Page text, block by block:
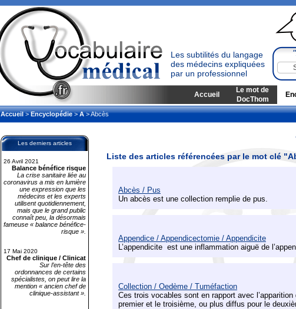
Les subtilités du langage
des médecins expliquées
par un professionnel
Accueil
Le mot de
DocThom
Accueil>Encyclopédie>A> Abcès
Les derniers articles
26 Avril 2021
Balance bénéfice risque
La crise sanitaire liée au
coronavirus a mis en lumière
une expression que les
médecins et les experts
utilisent quotidiennement,
mais que le grand public
connaît peu, la désormais
fameuse « balance bénéfice-
risque ».
17 Mai 2020
Chef de clinique / Clinicat
Sur l’en-tête des
ordonnances de certains
spécialistes, on peut lire la
mention « ancien chef de
clinique-assistant ».
Liste des articles référencées par le mot clé
Abcès / Pus
Un abcès est une collection remplie de pus.
Appendice / Appendicectomie / Appendicite
L’appendicite est une inflammation aiguë de
Collection / Oedème / Tuméfaction
Ces trois vocables sont en rapport avec
premier et le troisième, ou plus diffus pour le